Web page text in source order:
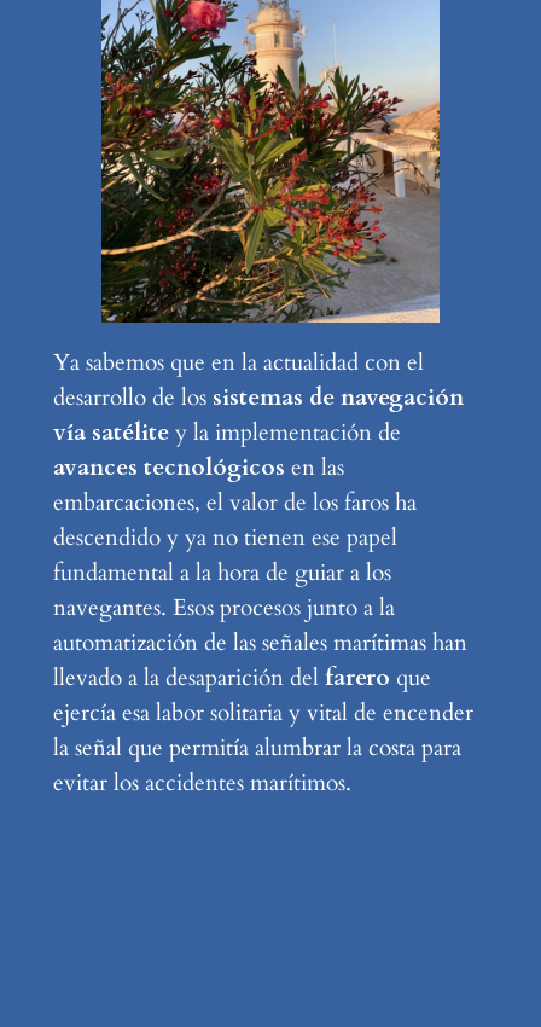
Ya sabemos que en la actualidad con el
desarrollo de los sistemas de navegación
vía satélitey la implementación de
avances tecnológicos en las
embarcaciones, el valor de los faros ha
descendido y ya no tienen ese papel
fundamental a la hora de guiar a los
navegantes. Esos procesos junto a la
automatización de las señales marítimas han
llevado a la desaparición delfarero que
ejercía esa labor solitaria y vital de encender
la señal que permitía alumbrar la costa para
evitar los accidentes marítimos.